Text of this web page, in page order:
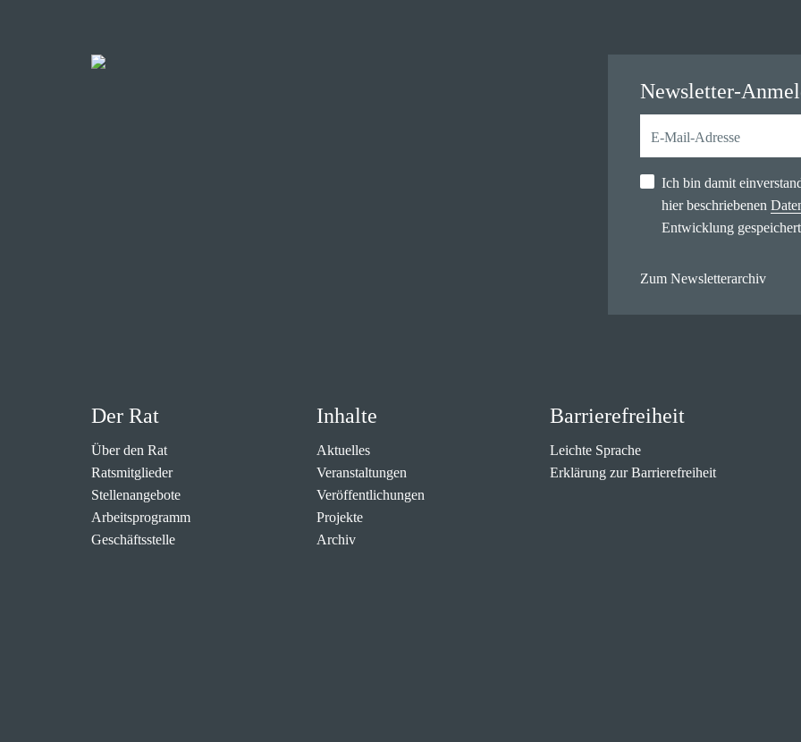
Newsletter-
Ich bin damit
hier beschriebenen
Entwicklung
Zum Newsletterarchiv
Der Rat
Über den Rat
Ratsmitglieder
Stellenangebote
Arbeitsprogramm
Geschäftsstelle
Inhalte
Aktuelles
Veranstaltungen
Veröffentlichungen
Projekte
Archiv
Barrierefreiheit
Leichte Sprache
Erklärung zur Barrierefreiheit